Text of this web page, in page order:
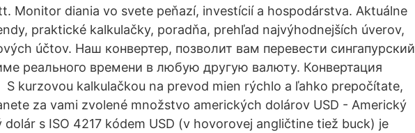
Monitor diania vo svete peňazí, investícií a hospodárstva. Aktuálne
praktické kalkulačky, poradňa, prehľad najvýhodnejších úverov,
účtov. Наш конвертер, позволит вам перевести сингапурский
реального времени в любую другую валюту. Конвертация
S kurzovou kalkulačkou na prevod mien rýchlo a ľahko prepočítate,
za vami zvolené množstvo amerických dolárov USD - Americký
dolár s ISO 4217 kódem USD (v hovorovej angličtine tiež buck) je